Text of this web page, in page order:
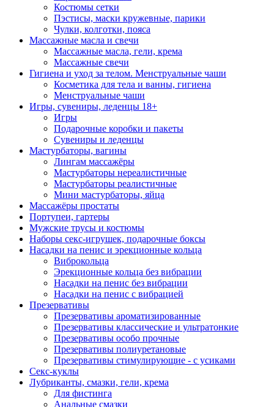
Костюмы сетки
Пэстисы, маски кружевные, парики
Чулки, колготки, пояса
Массажные масла и свечи
Массажные масла, гели, крема
Массажные свечи
Гигиена и уход за телом. Менструальные чаши
Косметика для тела и ванны, гигиена
Менструальные чаши
Игры, сувениры, леденцы 18+
Игры
Подарочные коробки и пакеты
Сувениры и леденцы
Мастурбаторы, вагины
Лингам массажёры
Мастурбаторы нереалистичные
Мастурбаторы реалистичные
Мини мастурбаторы, яйца
Массажёры простаты
Портупеи, гартеры
Мужские трусы и костюмы
Наборы секс-игрушек, подарочные боксы
Насадки на пенис и эрекционные кольца
Виброкольца
Эрекционные кольца без вибрации
Насадки на пенис без вибрации
Насадки на пенис с вибрацией
Презервативы
Презервативы ароматизированные
Презервативы классические и ультратонкие
Презервативы особо прочные
Презервативы полиуретановые
Презервативы стимулирующие - с усиками
Секс-куклы
Лубриканты, смазки, гели, крема
Для фистинга
Анальные смазки